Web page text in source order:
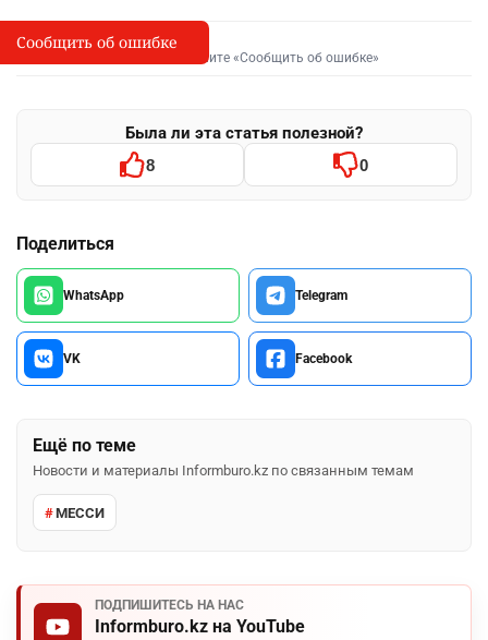
I
Сообщить об опечатке
Выделите фрагмент и нажмите «Сообщить об ошибке»
Была ли эта статья полезной?
8 0
Поделиться
WhatsApp Telegram
VK Facebook
Ещё по теме
Новости и материалы Informburo.kz по связанным темам
МЕССИ
ПОДПИШИТЕСЬ НА НАС
Informburo.kz на YouTube
Сообщить об ошибке